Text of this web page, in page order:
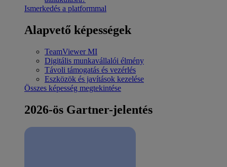
Ismerkedés a platformmal
Alapvető képességek
TeamViewer MI
Digitális munkavállalói élmény
Távoli támogatás és vezérlés
Eszközök és javítások kezelése
Összes képesség megtekintése
2026-ös Gartner-jelentés